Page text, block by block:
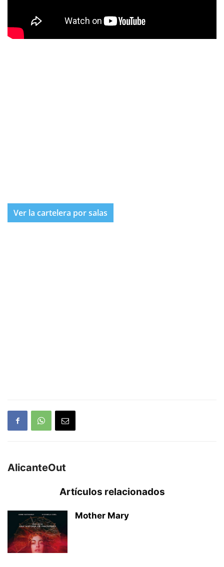
Ver la cartelera por salas
AlicanteOut
Artículos relacionados
Mother Mary